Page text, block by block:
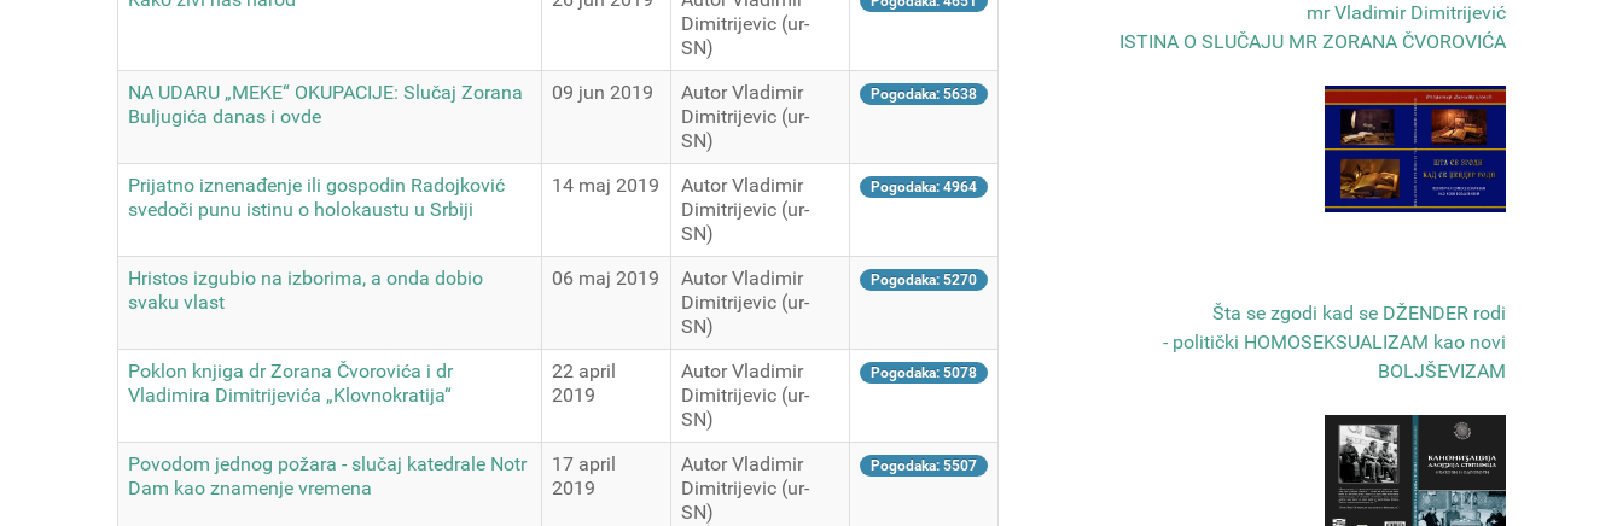
Dimitrijevic (ur-
SN)
NA UDARU „MEKE“ OKUPACIJE: Slučaj Zorana
Buljugića danas i ovde
09 jun 2019
Autor Vladimir
Dimitrijevic (ur-
SN)
Pogodaka: 5638
Prijatno iznenađenje ili gospodin Radojković
svedoči punu istinu o holokaustu u Srbiji
14 maj 2019
Autor Vladimir
Dimitrijevic (ur-
SN)
Pogodaka: 4964
Hristos izgubio na izborima, a onda dobio
svaku vlast
06 maj 2019
Autor Vladimir
Dimitrijevic (ur-
SN)
Pogodaka: 5270
Poklon knjiga dr Zorana Čvorovića i dr
Vladimira Dimitrijevića „Klovnokratija“
22 april
2019
Autor Vladimir
Dimitrijevic (ur-
SN)
Pogodaka: 5078
Povodom jednog požara - slučaj katedrale Notr
Dam kao znamenje vremena
17 april
2019
Autor Vladimir
Dimitrijevic (ur-
SN)
Pogodaka: 5507
mr Vladimir Dimitrijević
ISTINA O SLUČAJU MR ZORANA ČVOROVIĆA
Šta se zgodi kad se DŽENDER rodi
- politički HOMOSEKSUALIZAM kao novi
BOLJŠEVIZAM